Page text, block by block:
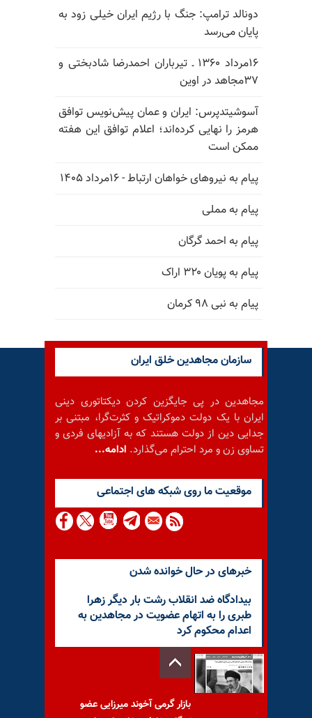
دونالد ترامپ: جنگ با رژیم ایران خیلی زود به
پایان می‌رسد
۱۶مرداد ۱۳۶۰ ـ تیرباران احمدرضا شادبختی و
۳۷مجاهد در اوین
آسوشیتدپرس: ایران و عمان پیش‌نویس توافق
هرمز را نهایی کرده‌اند؛ اعلام توافق این هفته
ممکن است
پیام به نیروهای خواهان ارتباط - ۱۶مرداد ۱۴۰۵
پیام به مملی
پیام به احمد گرگان
پیام به پویان ۳۲۰ اراک
پیام به نبی ۹۸ کرمان
سازمان مجاهدین خلق ایران
مجاهدین در پی جایگزین کردن دیکتاتوری دینی
ایران با یک دولت دموکراتیک و کثرت‌گرا، مبتنی بر
جدایی دین از دولت هستند که به آزادیهای فردی و
تساوی زن و مرد احترام می‌گذارد. ادامه...
موقعيت ما روى شبكه هاى اجتماعى
خبرهای در حال خوانده شدن
بیدادگاه ضد انقلاب رشت بار دیگر زهرا
طبری را به اتهام عضویت در مجاهدین به
اعدام محکوم کرد
بازار گرمی آخوند میرزایی عضو